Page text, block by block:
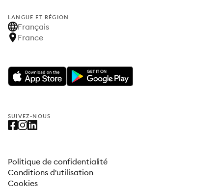
LANGUE ET RÉGION
Français
France
SUIVEZ-NOUS
Politique de confidentialité
Conditions d'utilisation
Cookies